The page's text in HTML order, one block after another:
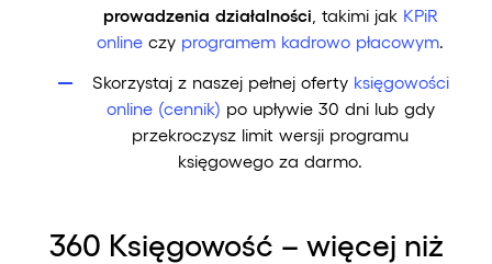
prowadzenia działalności , takimi jakKPiR
online czy programem kadrowo płacowym
Skorzystaj z naszej pełnej ofertyksięgowości
online (cennik) po upływie 30 dni lub gdy
przekroczysz limit wersji programu
księgowego za darmo.
360 Księgowość – więcej niż